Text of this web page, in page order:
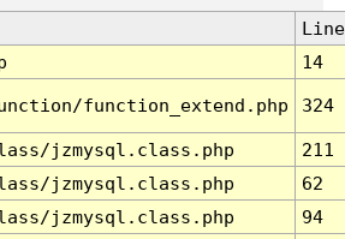
Line
14
function_extend.php 324
jzmysql.class.php
211
jzmysql.class.php
62
jzmysql.class.php
94